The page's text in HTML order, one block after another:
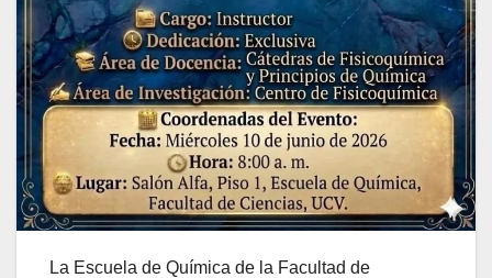
La Escuela de Química de la Facultad de